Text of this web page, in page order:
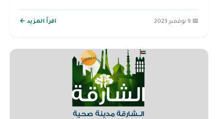
📅 9 نوفمبر 2023 اقرأ المزيد ←